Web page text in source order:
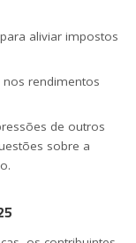
aliviar impostos
rendimentos
de outros
sobre a